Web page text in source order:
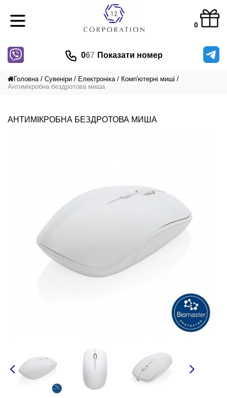
0
067 Показати номер
Головна Сувеніри Електроніка
Комп'ютерні миші
Антимікробна бездротова миша
АНТИМІКРОБНА БЕЗДРОТОВА МИША